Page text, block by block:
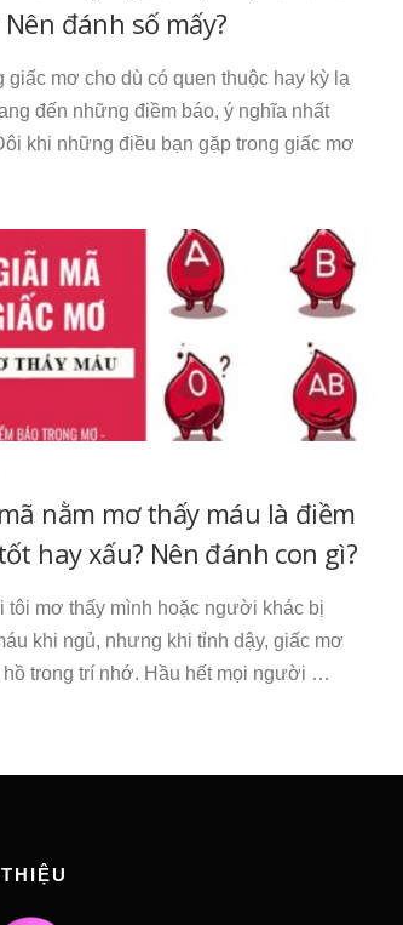
Nên đánh số mấy?
giấc mơ cho dù có quen thuộc hay kỳ lạ
đến những điềm báo, ý nghĩa nhất
khi những điều bạn gặp trong giấc mơ
nằm mơ thấy máu là điềm
hay xấu? Nên đánh con gì?
tôi mơ thấy mình hoặc người khác bị
khi ngủ, nhưng khi tỉnh dậy, giấc mơ
hồ trong trí nhớ. Hầu hết mọi người …